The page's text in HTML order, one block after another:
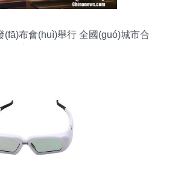
(fā)布會(huì)舉行 全國(guó)城市合